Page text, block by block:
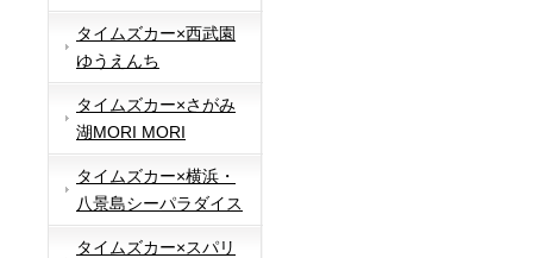
タイムズカー×西武園
ゆうえんち
タイムズカー×さがみ
湖MORI MORI
タイムズカー×横浜・
八景島シーパラダイス
タイムズカー×スパリ